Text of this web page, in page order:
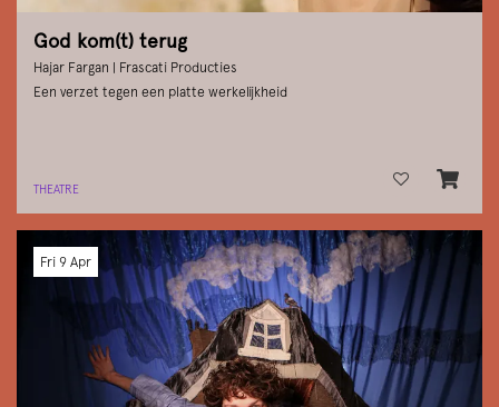
God kom(t) terug
Hajar Fargan | Frascati Producties
Een verzet tegen een platte werkelijkheid
THEATRE
Fri 9 Apr